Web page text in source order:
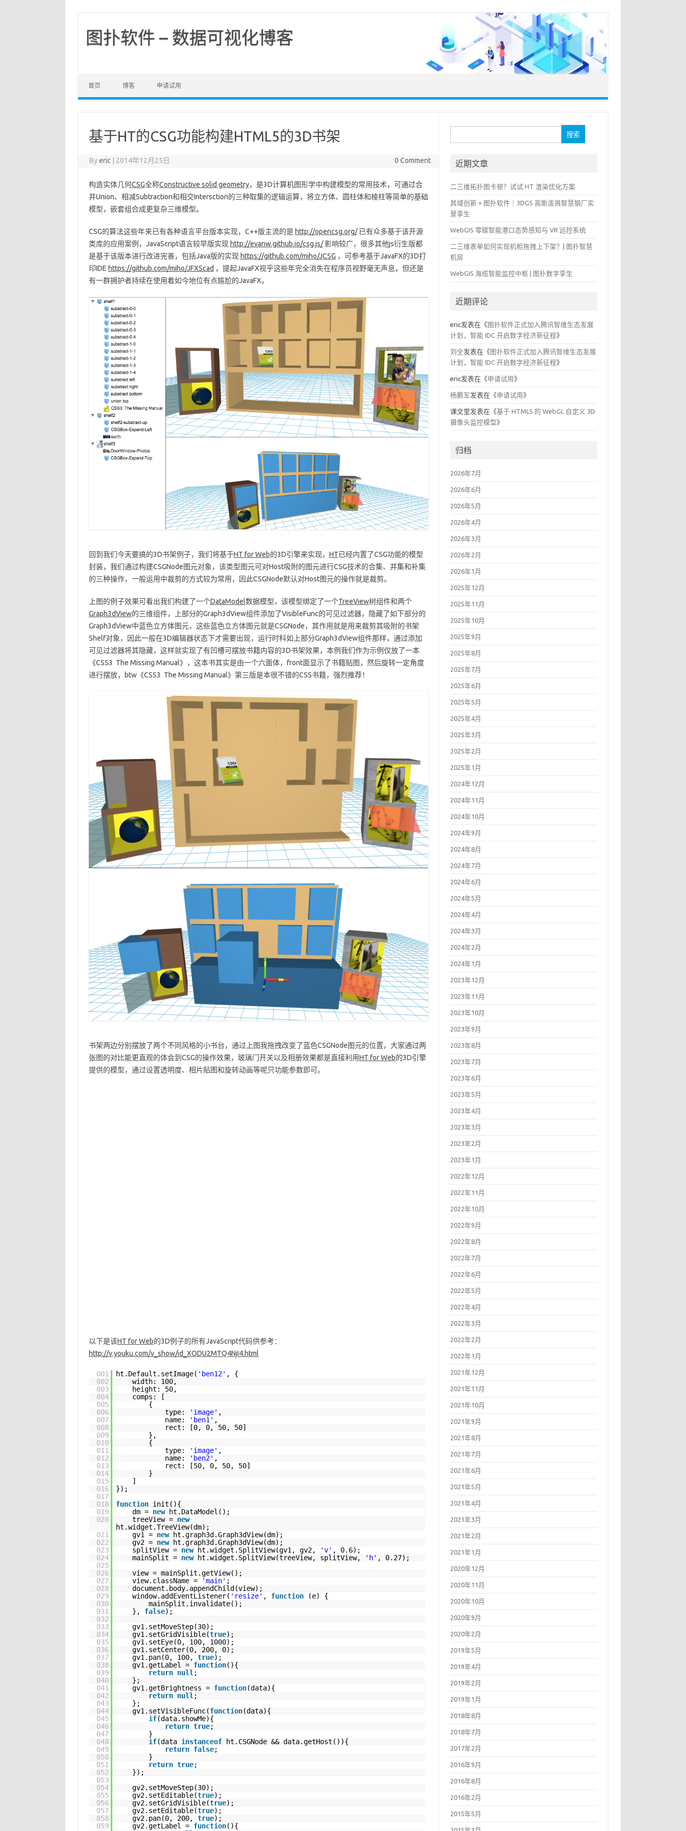
图扑软件 – 数据可视化博客
首页 博客 申请试用
基于HT的CSG功能构建HTML5的3D书架
Byeric 2014年12月25日 0 Comment
构造实体几何CSG全称Constructive solid geometry，是3D计算机图形学中构建模型的常用技术，可通过合
并Union、相减Subtraction和相交Intersction的三种取集的逻辑运算，将立方体、圆柱体和棱柱等简单的基础
模型，嵌套组合成更复杂三维模型。
CSG的算法这些年来已有各种语言平台版本实现，C++版主流的是 http://opencsg.org/已有众多基于该开源
类库的应用案例，JavaScript语言较早版实现 http://evanw.github.io/csg.js/影响较广，很多其他js衍生版都
是基于该版本进行改进完善，包括Java版的实现 https://github.com/miho/JCSG ，可参考基于JavaFX的3D打
印IDE https://github.com/miho/JFXScad ，提起JavaFX视乎这些年完全消失在程序员视野毫无声息，但还是
有一群拥护者持续在使用着如今地位有点尴尬的JavaFX。
回到我们今天要搞的3D书架例子，我们将基于HT for Web的3D引擎来实现， HT已经内置了CSG功能的模型
封装，我们通过构建CSGNode图元对象，该类型图元可对Host吸附的图元进行CSG技术的合集、并集和补集
的三种操作，一般运用中裁剪的方式较为常用，因此CSGNode默认对Host图元的操作就是裁剪。
上图的例子效果可看出我们构建了一个DataModel数据模型，该模型绑定了一个TreeView树组件和两个
Graph3dView的三维组件，上部分的Graph3dView组件添加了VisibleFunc的可见过滤器，隐藏了如下部分的
Graph3dView中蓝色立方体图元，这些蓝色立方体图元就是CSGNode，其作用就是用来裁剪其吸附的书架
Shelf对象，因此一般在3D编辑器状态下才需要出现，运行时科如上部分Graph3dView组件那样，通过添加
可见过滤器将其隐藏，这样就实现了有凹槽可摆放书籍内容的3D书架效果，本例我们作为示例仅放了一本
《CSS3 The Missing Manual》，这本书其实是由一个六面体，front面显示了书籍贴图，然后旋转一定角度
进行摆放，btw《CSS3 The Missing Manual》第三版是本很不错的CSS书籍，强烈推荐！
书架两边分别摆放了两个不同风格的小书台，通过上图我拖拽改变了蓝色CSGNode图元的位置，大家通过两
张图的对比能更直观的体会到CSG的操作效果，玻璃门开关以及相册效果都是直接利用HT for Web的3D引擎
提供的模型，通过设置透明度、相片贴图和旋转动画等呢只功能参数即可。
以下是该HT for Web的3D例子的所有JavaScript代码供参考：
http://v.youku.com/v_show/id_XODU2MTQ4NjI4.html
001 ht.Default.setImage( 'ben12' , {
002
width: 100,
003
height: 50,
004
comps: [
005
{
006
type: 'image' ,
007
name: 'ben1' ,
008
rect: [0, 0, 50, 50]
009
},
010
{
011
type: 'image' ,
012
name: 'ben2' ,
013
rect: [50, 0, 50, 50]
014
}
015
]
016
});
017
018
function init(){
019
dm = new
ht.DataModel();
020
treeView = new
ht.widget.TreeView(dm);
021
gv1 = new
ht.graph3d.Graph3dView(dm);
022
gv2 = new
ht.graph3d.Graph3dView(dm);
023
splitView = new ht.widget.SplitView(gv1, gv2, 'v' , 0.6);
024
mainSplit = new ht.widget.SplitView(treeView, splitView, 'h' , 0.27);
025
026
view = mainSplit.getView();
027
view.className = 'main' ;
028
document.body.appendChild(view);
029
window.addEventListener( 'resize' , function
(e) {
030
mainSplit.invalidate();
031
}, false);
032
033
gv1.setMoveStep(30);
034
gv1.setGridVisible(true);
035
gv1.setEye(0, 100, 1000);
036
gv1.setCenter(0, 200, 0);
037
gv1.pan(0, 100, true);
038
gv1.getLabel = function(){
039
return null;
040
};
041
gv1.getBrightness = function(data){
042
return null;
043
};
044
gv1.setVisibleFunc(function(data){
045
if(data.showMe){
046
return true;
047
}
048
if(data instanceof
ht.CSGNode && data.getHost()){
049
return false;
050
}
051
return true;
052
});
053
054
gv2.setMoveStep(30);
055
gv2.setEditable(true);
056
gv2.setGridVisible(true);
057
gv2.setEditable(true);
058
gv2.pan(0, 200, true);
059
gv2.getLabel = function(){
索：
近期文章
二三维拓扑图卡顿？试试 HT 渲染优化方案
其域创新 × 图扑软件｜3DGS 高斯泼溅智慧钢厂实
景孪生
WebGIS 零碳智能港口态势感知与 VR 远控系统
二三维表单如何实现机柜拖拽上下架？| 图扑智慧
机房
WebGIS 海缆智能监控中枢 | 图扑数字孪生
近期评论
eric发表在《 图扑软件正式加入腾讯智维生态发展
计划，智能 IDC 开启数字经济新征程》
刘全发表在《 图扑软件正式加入腾讯智维生态发展
计划，智能 IDC 开启数字经济新征程》
eric发表在《申请试用 》
杨鹏军发表在《申请试用 》
课文里发表在《基于 HTML5 的 WebGL 自定义 3D
摄像头监控模型》
归档
2026年7月
2026年6月
2026年5月
2026年4月
2026年3月
2026年2月
2026年1月
2025年12月
2025年11月
2025年10月
2025年9月
2025年8月
2025年7月
2025年6月
2025年5月
2025年4月
2025年3月
2025年2月
2025年1月
2024年12月
2024年11月
2024年10月
2024年9月
2024年8月
2024年7月
2024年6月
2024年5月
2024年4月
2024年3月
2024年2月
2024年1月
2023年12月
2023年11月
2023年10月
2023年9月
2023年8月
2023年7月
2023年6月
2023年5月
2023年4月
2023年3月
2023年2月
2023年1月
2022年12月
2022年11月
2022年10月
2022年9月
2022年8月
2022年7月
2022年6月
2022年5月
2022年4月
2022年3月
2022年2月
2022年1月
2021年12月
2021年11月
2021年10月
2021年9月
2021年8月
2021年7月
2021年6月
2021年5月
2021年4月
2021年3月
2021年2月
2021年1月
2020年12月
2020年11月
2020年10月
2020年9月
2020年2月
2019年5月
2019年4月
2019年2月
2019年1月
2018年8月
2018年7月
2017年2月
2016年9月
2016年8月
2016年2月
2015年5月